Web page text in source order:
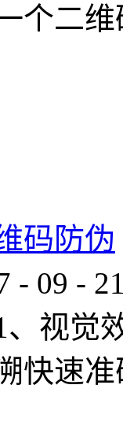
个二
码防伪
- 09 -
视觉
快速